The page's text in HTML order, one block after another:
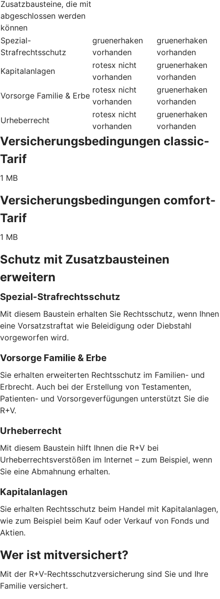
Zusatzbausteine, die mit
abgeschlossen werden
können
Spezial-
Strafrechtsschutz
gruenerhaken
vorhanden
gruenerhaken
vorhanden
Kapitalanlagen
rotesx nicht
vorhanden
gruenerhaken
vorhanden
Vorsorge Familie & Erbe
rotesx nicht
vorhanden
gruenerhaken
vorhanden
Urheberrecht
rotesx nicht
vorhanden
gruenerhaken
vorhanden
Versicherungsbedingungen classic-
Tarif
1 MB
Versicherungsbedingungen comfort-
Tarif
1 MB
Schutz mit Zusatzbausteinen
erweitern
Spezial-Strafrechtsschutz
Mit diesem Baustein erhalten Sie Rechtsschutz, wenn Ihnen
eine Vorsatzstraftat wie Beleidigung oder Diebstahl
vorgeworfen wird.
Vorsorge Familie & Erbe
Sie erhalten erweiterten Rechtsschutz im Familien- und
Erbrecht. Auch bei der Erstellung von Testamenten,
Patienten- und Vorsorgeverfügungen unterstützt Sie die
R+V.
Urheberrecht
Mit diesem Baustein hilft Ihnen die R+V bei
Urheberrechtsverstößen im Internet – zum Beispiel, wenn
Sie eine Abmahnung erhalten.
Kapitalanlagen
Sie erhalten Rechtsschutz beim Handel mit Kapitalanlagen,
wie zum Beispiel beim Kauf oder Verkauf von Fonds und
Aktien.
Wer ist mitversichert?
Mit der R+V-Rechtsschutzversicherung sind Sie und Ihre
Familie versichert.